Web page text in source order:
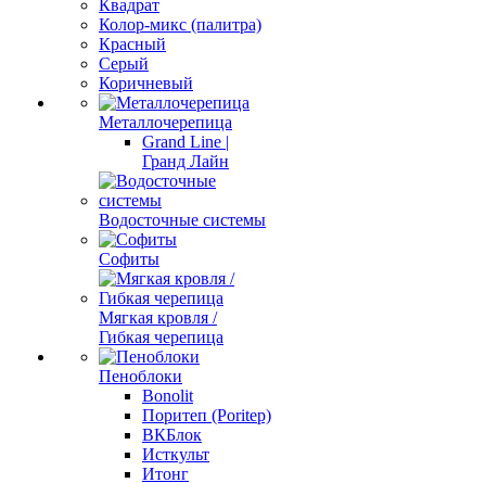
Квадрат
Колор-микс (палитра)
Красный
Серый
Коричневый
Металлочерепица
Grand Line |
Гранд Лайн
Водосточные системы
Софиты
Мягкая кровля /
Гибкая черепица
Пеноблоки
Bonolit
Поритеп (Poritep)
ВКБлок
Исткульт
Итонг